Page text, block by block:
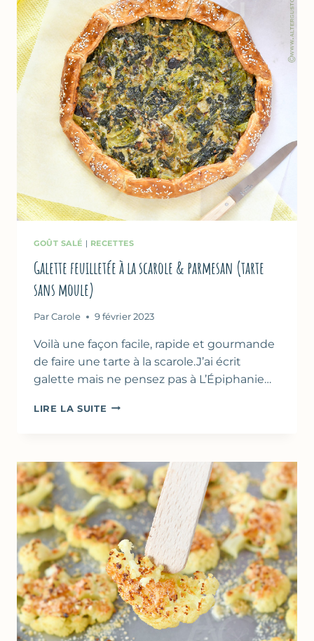
GOÛT SALÉ | RECETTES
Galette feuilletée à la scarole & parmesan (tarte
sans moule)
Par Carole 9 février 2023
Voilà une façon facile, rapide et gourmande
de faire une tarte à la scarole.J’ai écrit
galette mais ne pensez pas à L’Épiphanie…
LIRE LA SUITE GALETTE
SCAROLE
&
PARMESAN
(TARTE
SANS
MOULE)